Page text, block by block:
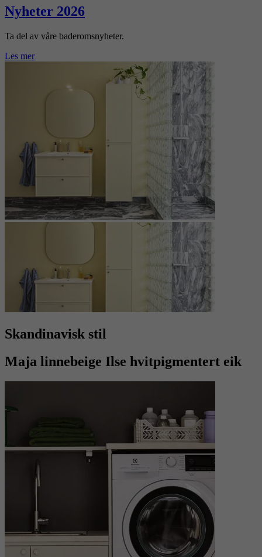
Nyheter 2026
Ta del av våre baderomsnyheter.
Les mer
Skandinavisk stil
Maja linnebeige Ilse hvitpigmentert eik